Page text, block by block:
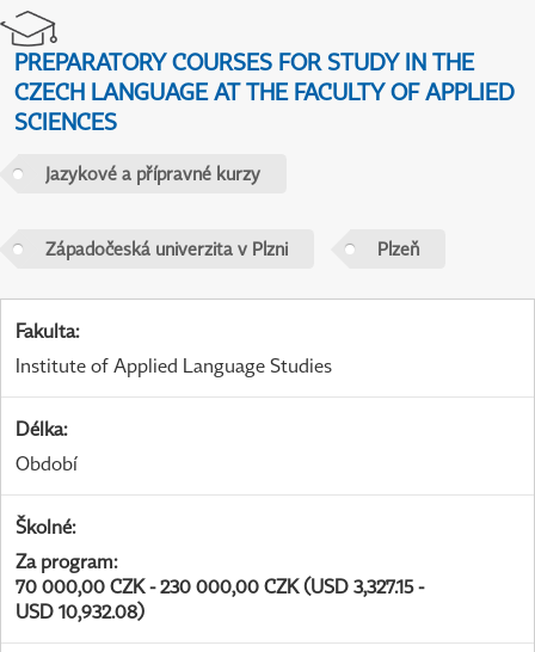
PREPARATORY COURSES FOR STUDY IN THE
CZECH LANGUAGE AT THE FACULTY OF APPLIED
SCIENCES
Jazykové a přípravné kurzy
Západočeská univerzita v Plzni Plzeň
Fakulta:
Institute of Applied Language Studies
Délka:
Období
Školné:
Za program:
70 000,00 CZK - 230 000,00 CZK (USD 3,327.15 -
USD 10,932.08)